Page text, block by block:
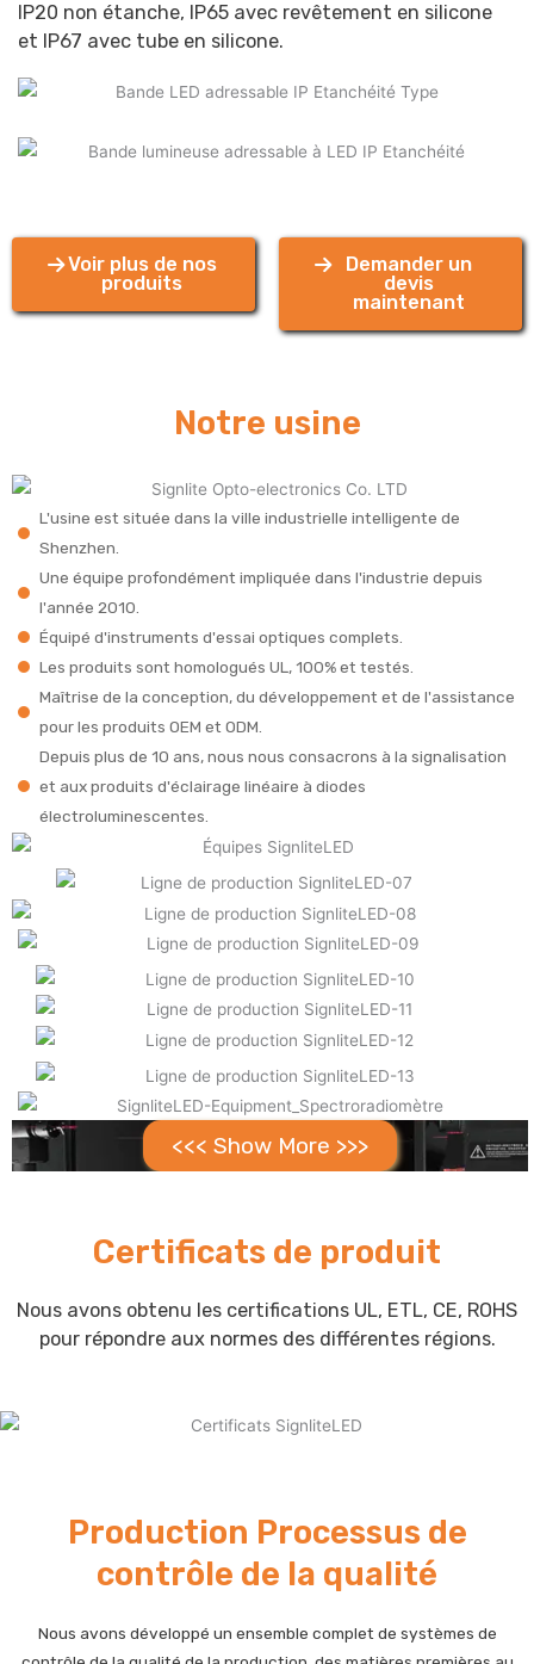
IP20 non étanche, IP65 avec revêtement en silicone
et IP67 avec tube en silicone.
Voir plus de nos
produits
Demander un
devis
maintenant
Notre usine
L'usine est située dans la ville industrielle intelligente de
Shenzhen.
Une équipe profondément impliquée dans l'industrie depuis
l'année 2010.
Équipé d'instruments d'essai optiques complets.
Les produits sont homologués UL, 100% et testés.
Maîtrise de la conception, du développement et de l'assistance
pour les produits OEM et ODM.
Depuis plus de 10 ans, nous nous consacrons à la signalisation
et aux produits d'éclairage linéaire à diodes
électroluminescentes.
<<< Show More >>>
Certificats de produit
Nous avons obtenu les certifications UL, ETL, CE, ROHS
pour répondre aux normes des différentes régions.
Production Processus de
contrôle de la qualité
Nous avons développé un ensemble complet de systèmes de